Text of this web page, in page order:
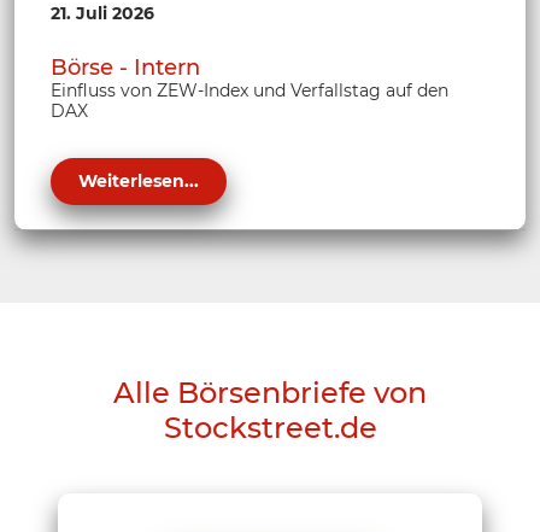
21. Juli 2026
Börse - Intern
Einfluss von ZEW-Index und Verfallstag auf den
DAX
Weiterlesen...
Alle Börsenbriefe von
Stockstreet.de